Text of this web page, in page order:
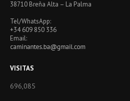
38710 Breña Alta – La Palma
Tel/WhatsApp:
+34 609 850 336
Email:
VISITAS
696,085